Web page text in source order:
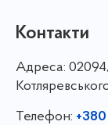
Контакти
Адреса:
Телефон: